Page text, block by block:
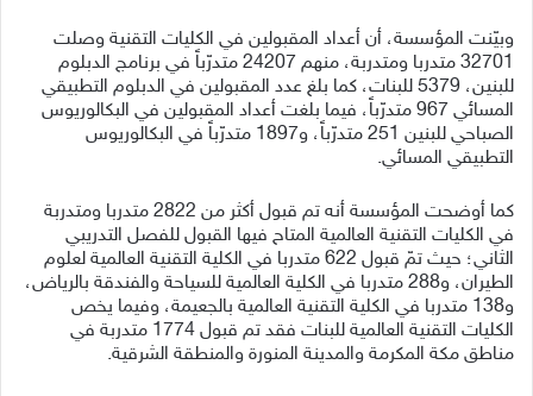
وبيّنت المؤسسة، أن أعداد المقبولين في الكليات التقنية وصلت
32701 متدربا ومتدربة، منهم 24207 متدرّباً في برنامج الدبلوم
للبنين، 5379 للبنات، كما بلغ عدد المقبولين في الدبلوم التطبيقي
المسائي 967 متدرّباً، فيما بلغت أعداد المقبولين في البكالوريوس
الصباحي للبنين 251 متدرّباً، و1897 متدرّباً في البكالوريوس
التطبيقي المسائي.
كما أوضحت المؤسسة أنه تم قبول أكثر من 2822 متدربا ومتدربة
في الكليات التقنية العالمية المتاح فيها القبول للفصل التدريبي
الثاني؛ حيث تمّ قبول 622 متدربا في الكلية التقنية العالمية لعلوم
الطيران، و288 متدربا في الكلية العالمية للسياحة والفندقة بالرياض،
و138 متدربا في الكلية التقنية العالمية بالجعيمة، وفيما يخص
الكليات التقنية العالمية للبنات فقد تم قبول 1774 متدربة في
مناطق مكة المكرمة والمدينة المنورة والمنطقة الشرقية.